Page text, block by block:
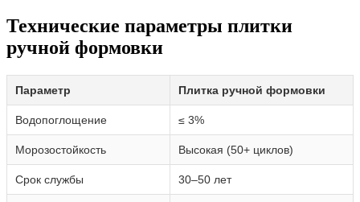
Технические параметры плитки
ручной формовки
Параметр Плитка ручной формовки
Водопоглощение ≤ 3%
Морозостойкость Высокая (50+ циклов)
Срок службы 30–50 лет